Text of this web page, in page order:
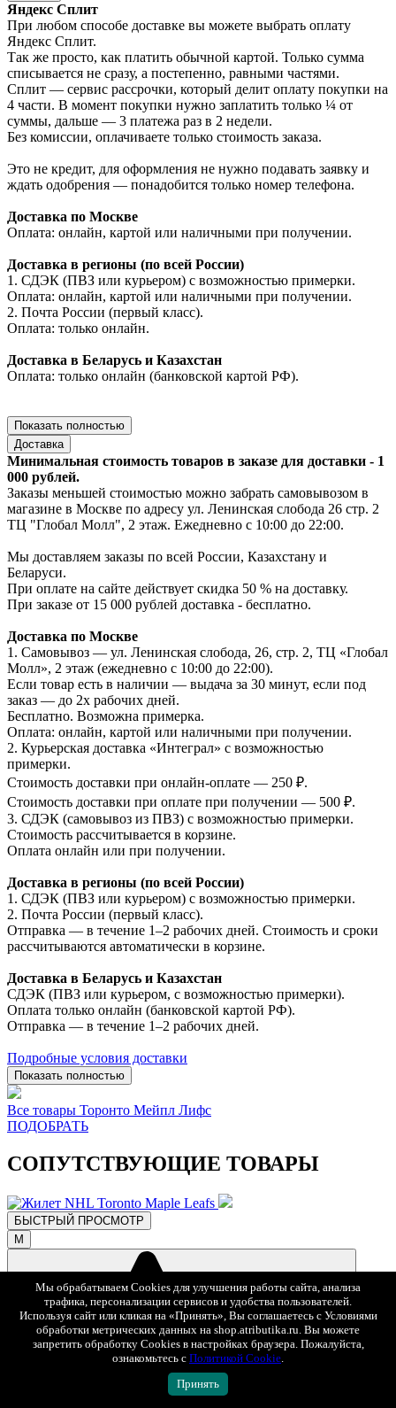
Яндекс Сплит
При любом способе доставке вы можете выбрать оплату
Яндекс Сплит.
Так же просто, как платить обычной картой. Только сумма
списывается не сразу, а постепенно, равными частями.
Сплит — сервис рассрочки, который делит оплату покупки на
4 части. В момент покупки нужно заплатить только ¼ от
суммы, дальше — 3 платежа раз в 2 недели.
Без комиссии, оплачиваете только стоимость заказа.
Это не кредит, для оформления не нужно подавать заявку и
ждать одобрения — понадобится только номер телефона.
Доставка по Москве
Оплата: онлайн, картой или наличными при получении.
Доставка в регионы (по всей России)
1. СДЭК (ПВЗ или курьером) с возможностью примерки.
Оплата: онлайн, картой или наличными при получении.
2. Почта России (первый класс).
Оплата: только онлайн.
Доставка в Беларусь и Казахстан
Оплата: только онлайн (банковской картой РФ).
Показать полностью
Доставка
Минимальная стоимость товаров в заказе для доставки - 1
000 рублей.
Заказы меньшей стоимостью можно забрать самовывозом в
магазине в Москве по адресу ул. Ленинская слобода 26 стр. 2
ТЦ "Глобал Молл", 2 этаж. Ежедневно с 10:00 до 22:00.
Мы доставляем заказы по всей России, Казахстану и
Беларуси.
При оплате на сайте действует скидка 50 % на доставку.
При заказе от 15 000 рублей доставка - бесплатно.
Доставка по Москве
1. Самовывоз — ул. Ленинская слобода, 26, стр. 2, ТЦ «Глобал
Молл», 2 этаж (ежедневно с 10:00 до 22:00).
Если товар есть в наличии — выдача за 30 минут, если под
заказ — до 2х рабочих дней.
Бесплатно. Возможна примерка.
Оплата: онлайн, картой или наличными при получении.
2. Курьерская доставка «Интеграл» с возможностью
примерки.
Стоимость доставки при онлайн-оплате — 250 ₽.
Стоимость доставки при оплате при получении — 500 ₽.
3. СДЭК (самовывоз из ПВЗ) с возможностью примерки.
Стоимость рассчитывается в корзине.
Оплата онлайн или при получении.
Доставка в регионы (по всей России)
1. СДЭК (ПВЗ или курьером) с возможностью примерки.
2. Почта России (первый класс).
Отправка — в течение 1–2 рабочих дней. Стоимость и сроки
рассчитываются автоматически в корзине.
Доставка в Беларусь и Казахстан
СДЭК (ПВЗ или курьером, с возможностью примерки).
Оплата только онлайн (банковской картой РФ).
Отправка — в течение 1–2 рабочих дней.
Подробные условия доставки
Показать полностью
Все товары Торонто Мейпл Лифс
ПОДОБРАТЬ
СОПУТСТВУЮЩИЕ ТОВАРЫ
БЫСТРЫЙ ПРОСМОТР
M
Мы обрабатываем Cookies для улучшения работы сайта, анализа
трафика, персонализации сервисов и удобства пользователей.
Используя сайт или кликая на «Принять», Вы соглашаетесь с Условиями
обработки метрических данных на shop.atributika.ru. Вы можете
запретить обработку Cookies в настройках браузера. Пожалуйста,
ознакомьтесь с Политикой Cookie.
Принять